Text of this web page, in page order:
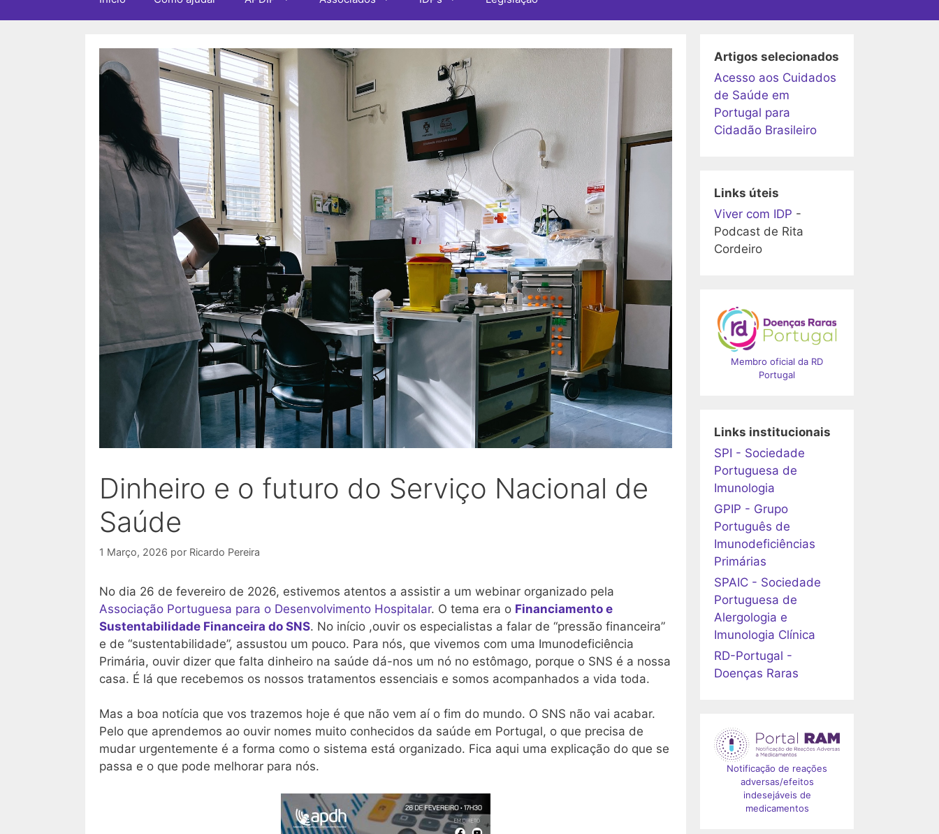
Dinheiro e o futuro do Serviço Nacional de
Saúde
1 Março, 2026 por Ricardo Pereira
No dia 26 de fevereiro de 2026, estivemos atentos a assistir a um webinar organizado pela
Associação Portuguesa para o Desenvolvimento Hospitalar. O tema era o Financiamento e
Sustentabilidade Financeira do SNS. No início ,ouvir os especialistas a falar de “pressão financeira”
e de “sustentabilidade”, assustou um pouco. Para nós, que vivemos com uma Imunodeficiência
Primária, ouvir dizer que falta dinheiro na saúde dá-nos um nó no estômago, porque o SNS é a nossa
casa. É lá que recebemos os nossos tratamentos essenciais e somos acompanhados a vida toda.
Mas a boa notícia que vos trazemos hoje é que não vem aí o fim do mundo. O SNS não vai acabar.
Pelo que aprendemos ao ouvir nomes muito conhecidos da saúde em Portugal, o que precisa de
mudar urgentemente é a forma como o sistema está organizado. Fica aqui uma explicação do que se
passa e o que pode melhorar para nós.
Artigos selecionados
Acesso aos Cuidados
de Saúde em
Portugal para
Cidadão Brasileiro
Links úteis
Viver com IDP -
Podcast de Rita
Cordeiro
Membro oficial da RD
Portugal
Links institucionais
SPI - Sociedade
Portuguesa de
Imunologia
GPIP - Grupo
Português de
Imunodeficiências
Primárias
SPAIC - Sociedade
Portuguesa de
Alergologia e
Imunologia Clínica
RD-Portugal -
Doenças Raras
Notificação de reações
adversas/efeitos
indesejáveis de
medicamentos